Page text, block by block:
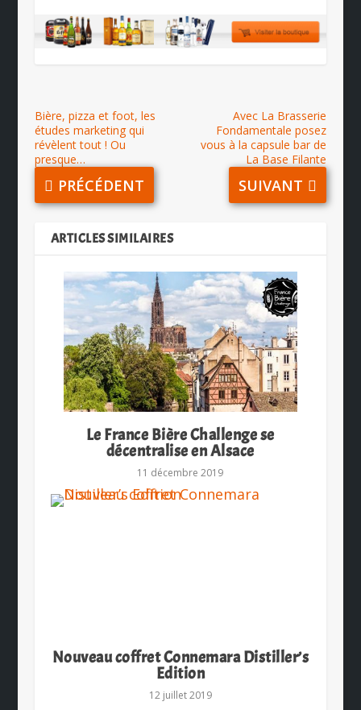
Bière, pizza et foot, les
études marketing qui
révèlent tout ! Ou
presque…
PRÉCÉDENT
Avec La Brasserie
Fondamentale posez
vous à la capsule bar de
La Base Filante
SUIVANT
ARTICLES SIMILAIRES
Le France Bière Challenge se
décentralise en Alsace
11 décembre 2019
Nouveau coffret Connemara Distiller’s
Edition
12 juillet 2019